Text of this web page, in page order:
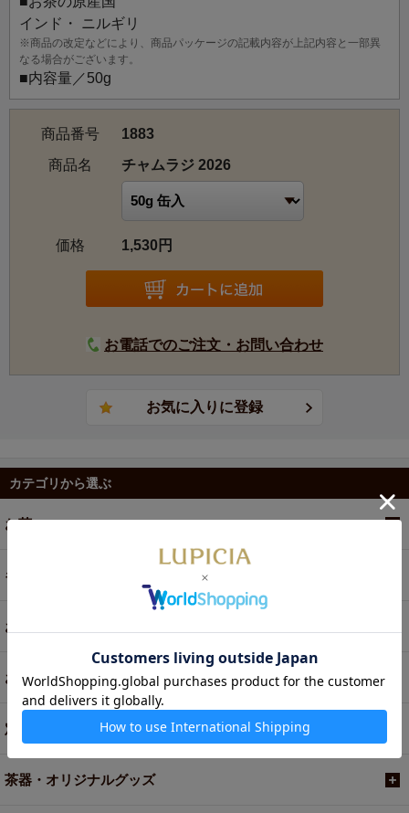
【茶園情報】
南インドのタミル・ナードゥ州ニルギリ丘陵にあるチャム
ラジ茶園は、1922年に創設されたニルギリを代表する名園
の一つです。インド南部の緑豊かなニルギリ山脈の標高お
フロストティーなど高品質のスペシャルティーやゴールデ
ンチップスなどのユニークなお茶は、チャムラジ茶園のレ
パートリーの大きな一部となっています。
インド・ ニルギリ
※商品の改定などにより、商品パッケージの記載内容が上記内容と一部異
なる場合がございます。
■内容量／50g
商品番号
1883
商品名
チャムラジ 2026
価格 1,530円
お電話でのご注文・お問い合わせ
カテゴリから選ぶ
お茶
ギフト
お菓子・食品・飲料
お買い得商品
定期便
茶器・オリジナルグッズ